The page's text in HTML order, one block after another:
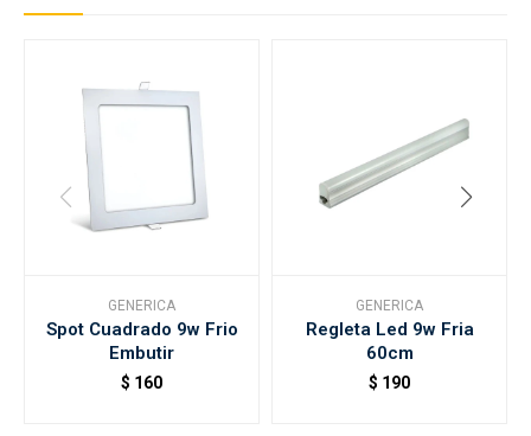
GENERICA
Spot Cuadrado 9w Frio
Embutir
$ 160
GENERICA
Regleta Led 9w Fria
60cm
$ 190